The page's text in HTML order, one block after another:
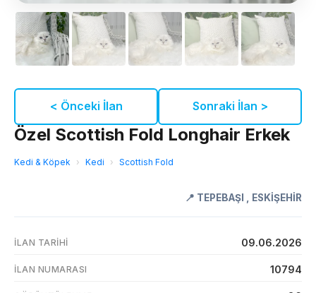
< Önceki İlan Sonraki İlan >
Özel Scottish Fold Longhair Erkek
Kedi & Köpek › Kedi › Scottish Fold
📍 TEPEBAŞI ESKİŞEHİR
İLAN TARIHI 09.06.2026
İLAN NUMARASI 10794